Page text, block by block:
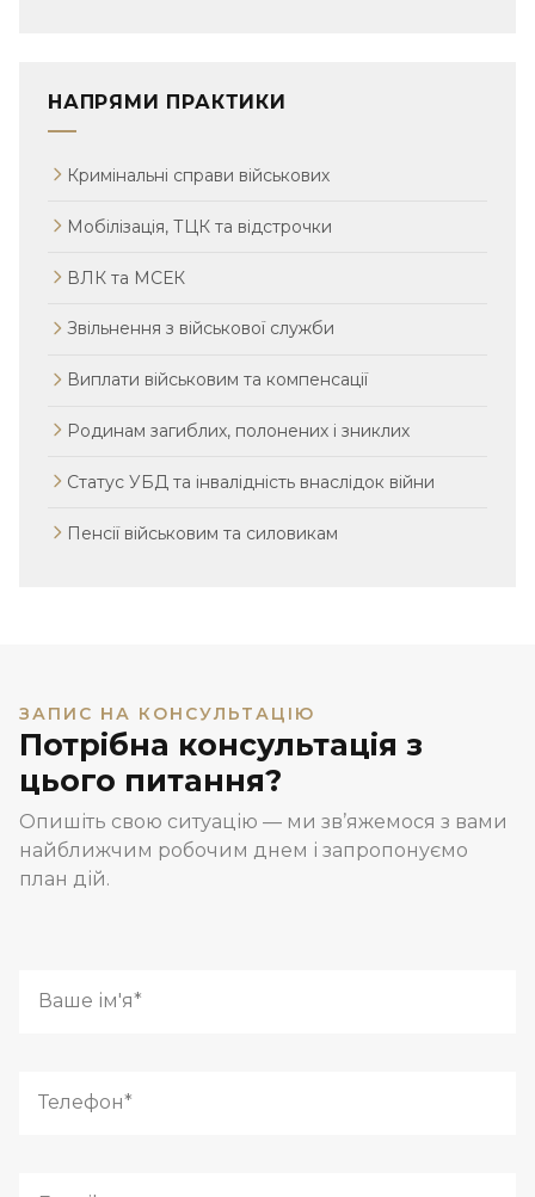
НАПРЯМИ ПРАКТИКИ
Кримінальні справи військових
Мобілізація, ТЦК та відстрочки
ВЛК та МСЕК
Звільнення з військової служби
Виплати військовим та компенсації
Родинам загиблих, полонених і зниклих
Статус УБД та інвалідність внаслідок війни
Пенсії військовим та силовикам
ЗАПИС НА КОНСУЛЬТАЦІЮ
Потрібна консультація з
цього питання?
Опишіть свою ситуацію — ми зв’яжемося з вами
найближчим робочим днем і запропонуємо
план дій.